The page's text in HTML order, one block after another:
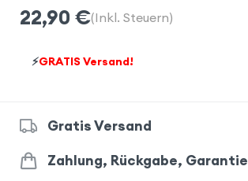
22,90 €(Inkl. Steuern)
⚡GRATIS Versand!
Gratis Versand
Zahlung, Rückgabe, Garantie